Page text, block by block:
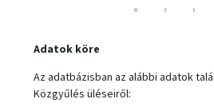
«
‹ ›
Adatok köre
Az adatbázisban az alábbi adatok
Közgyűlés üléseiről: